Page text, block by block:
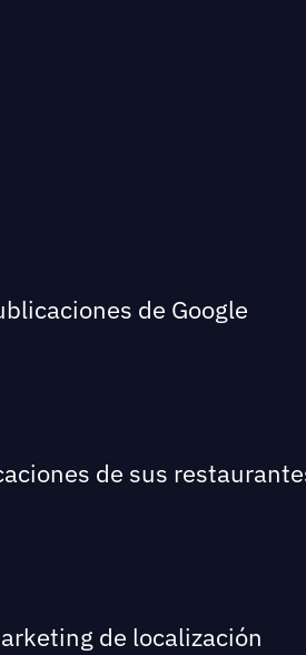
de Google
de sus
de localización